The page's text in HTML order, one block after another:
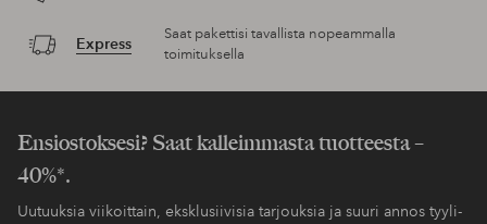
Express
Saat pakettisi tavallista nopeammalla
toimituksella
Ensiostoksesi? Saat kalleimmasta tuotteesta –
40%*.
Uutuuksia viikoittain, eksklusiivisia tarjouksia ja suuri annos tyyli-